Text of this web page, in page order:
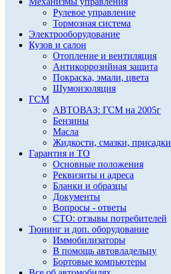
Рулевое управление
Тормозная система
Электрооборудование
Кузов и салон
Отопление и вентиляция
Антикоррозийная защита
Покраска, эмали, цвета
Шумоизоляция
ГСМ
АВТОВАЗ: ГСМ на 2005г
Бензины
Масла
Жидкости, смазки, присадки
Гарантия и ТО
Основные положения
Реквизиты и адреса
Бланки и образцы
Документы
Вопросы - ответы
СТО: отзывы потребителей
Тюнинг и доп. оборудование
Иммобилизаторы
В помощь автовладельцу
Бортовые компьютеры